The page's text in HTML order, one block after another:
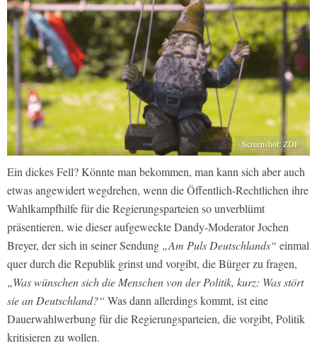
Screenshot: ZDF
Ein dickes Fell? Könnte man bekommen, man kann sich aber auch
etwas angewidert wegdrehen, wenn die Öffentlich-Rechtlichen ihre
Wahlkampfhilfe für die Regierungsparteien so unverblümt
präsentieren, wie dieser aufgeweckte Dandy-Moderator Jochen
Breyer, der sich in seiner Sendung „Am Puls Deutschlands“ einmal
quer durch die Republik grinst und vorgibt, die Bürger zu fragen,
„Was wünschen sich die Menschen von der Politik, kurz: Was stört
sie an Deutschland?“ Was dann allerdings kommt, ist eine
Dauerwahlwerbung für die Regierungsparteien, die vorgibt, Politik
kritisieren zu wollen.